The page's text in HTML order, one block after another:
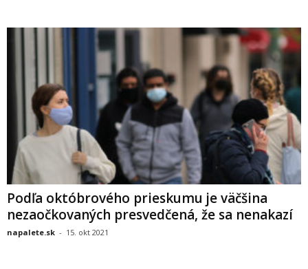
Podľa októbrového prieskumu je väčšina
nezaočkovaných presvedčená, že sa nenakazí
napalete.sk - 15. okt 2021